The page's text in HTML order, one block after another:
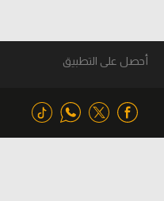
أحصل على التطبيق